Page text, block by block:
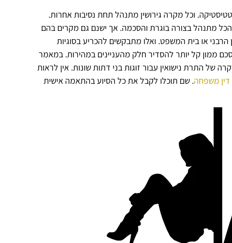
וכל מקרה גירושין מתנהל תחת נסיבות אחרות.
מתנהל בצורה בוגרת והסכמה. אך ישנם גם מקרים בהם
הרבני או בית המשפט. ואלו מתבקשים להכריע בסוגיות
ממון קל יותר להסדיר חלק מהעניינים במהירות. במאמר
של התרת נישואין עבור זוגות בני דתות שונות. אין לראות
משפחה. שם תוכלו לקבל את כל הסיוע בהתאמה אישית